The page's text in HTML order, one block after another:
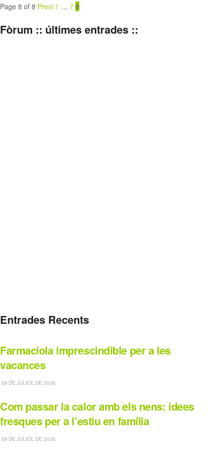
Page 8 of 8 Previ 1 … 7 8
Fòrum :: últimes entrades ::
Entrades Recents
Farmaciola imprescindible per a les
vacances
29 DE JULIOL DE 2026
Com passar la calor amb els nens: idees
fresques per a l’estiu en família
29 DE JULIOL DE 2026